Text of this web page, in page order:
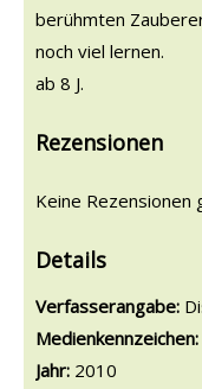
berühmten
noch viel lernen.
ab 8 J.
Rezensionen
Keine Rezensionen
Details
Suche nach diesem
Verfasserangabe:
Medienkennzeichen:
Jahr: 2010